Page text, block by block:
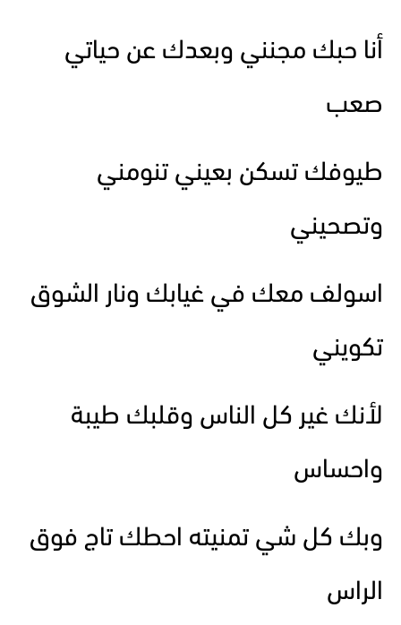
أنا حبك مجنني وبعدك عن حياتي
صعب
طيوفك تسكن بعيني تنومني
وتصحيني
اسولف معك في غيابك ونار الشوق
تكويني
لأنك غير كل الناس وقلبك طيبة
واحساس
وبك كل شي تمنيته احطك تاج فوق
الراس